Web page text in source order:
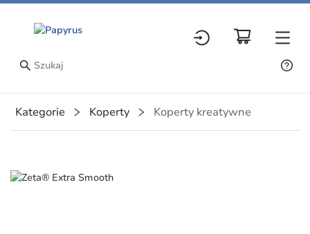
Kategorie Koperty Koperty kreatywne
Slide 1 of 1